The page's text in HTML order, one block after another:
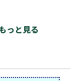
っと見る